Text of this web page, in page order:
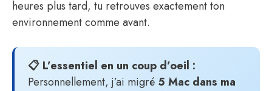
heures plus tard, tu retrouves exactement ton
environnement comme avant.
📋 L’essentiel en un coup d’oeil :
Personnellement, j’ai migré 5 Mac dans ma